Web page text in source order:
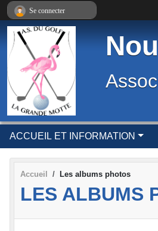
ACCUEIL ET INFORMATION
Accueil Les albums photos
LES ALBUMS
Se connecter
Panneau de gestion des cookies